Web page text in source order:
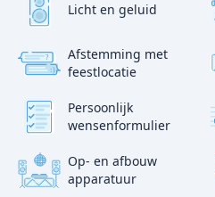
Licht en geluid
?
:)
Afstemming met
feestlocatie
Persoonlijk
wensenformulier
Op- en afbouw
apparatuur